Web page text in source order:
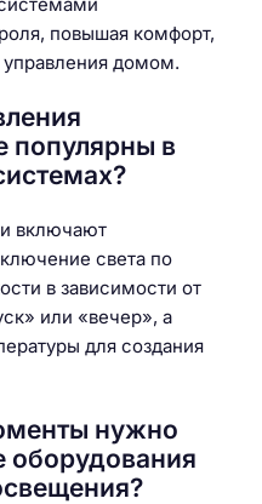
повышая комфорт,
управления домом.
популярны в
включают
света по
в зависимости от
или «вечер», а
для создания
нужно
оборудования